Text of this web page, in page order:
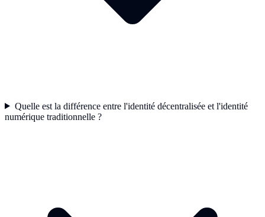
Quelle est la différence entre l'identité décentralisée et l'identité
numérique traditionnelle ?